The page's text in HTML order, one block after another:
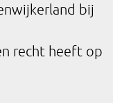
bij
recht heeft op